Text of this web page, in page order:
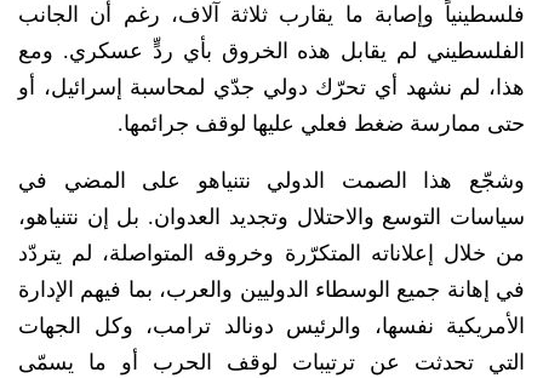
فلسطينياً وإصابة ما يقارب ثلاثة آلاف، رغم أن الجانب
الفلسطيني لم يقابل هذه الخروق بأي ردٍّ عسكري. ومع
هذا، لم نشهد أي تحرّك دولي جدّي لمحاسبة إسرائيل، أو
حتى ممارسة ضغط فعلي عليها لوقف جرائمها.
وشجّع هذا الصمت الدولي نتنياهو على المضي في
سياسات التوسع والاحتلال وتجديد العدوان. بل إن نتنياهو،
من خلال إعلاناته المتكرّرة وخروقه المتواصلة، لم يتردّد
في إهانة جميع الوسطاء الدوليين والعرب، بما فيهم الإدارة
الأمريكية نفسها، والرئيس دونالد ترامب، وكل الجهات
التي تحدثت عن ترتيبات لوقف الحرب أو ما يسمّى